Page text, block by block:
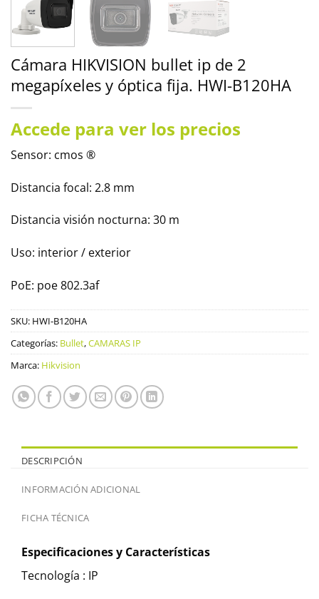
Cámara HIKVISION bullet ip de 2
megapíxeles y óptica fija. HWI-B120HA
Accede para ver los precios
Sensor: cmos ®
Distancia focal: 2.8 mm
Distancia visión nocturna: 30 m
Uso: interior / exterior
PoE: poe 802.3af
SKU: HWI-B120HA
Categorías: Bullet,CAMARAS IP
Marca: Hikvision
DESCRIPCIÓN
INFORMACIÓN ADICIONAL
FICHA TÉCNICA
Especificaciones y Características
Tecnología : IP